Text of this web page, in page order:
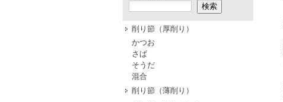
削り節（厚削り）
かつお
さば
そうだ
混合
削り節（薄削り）